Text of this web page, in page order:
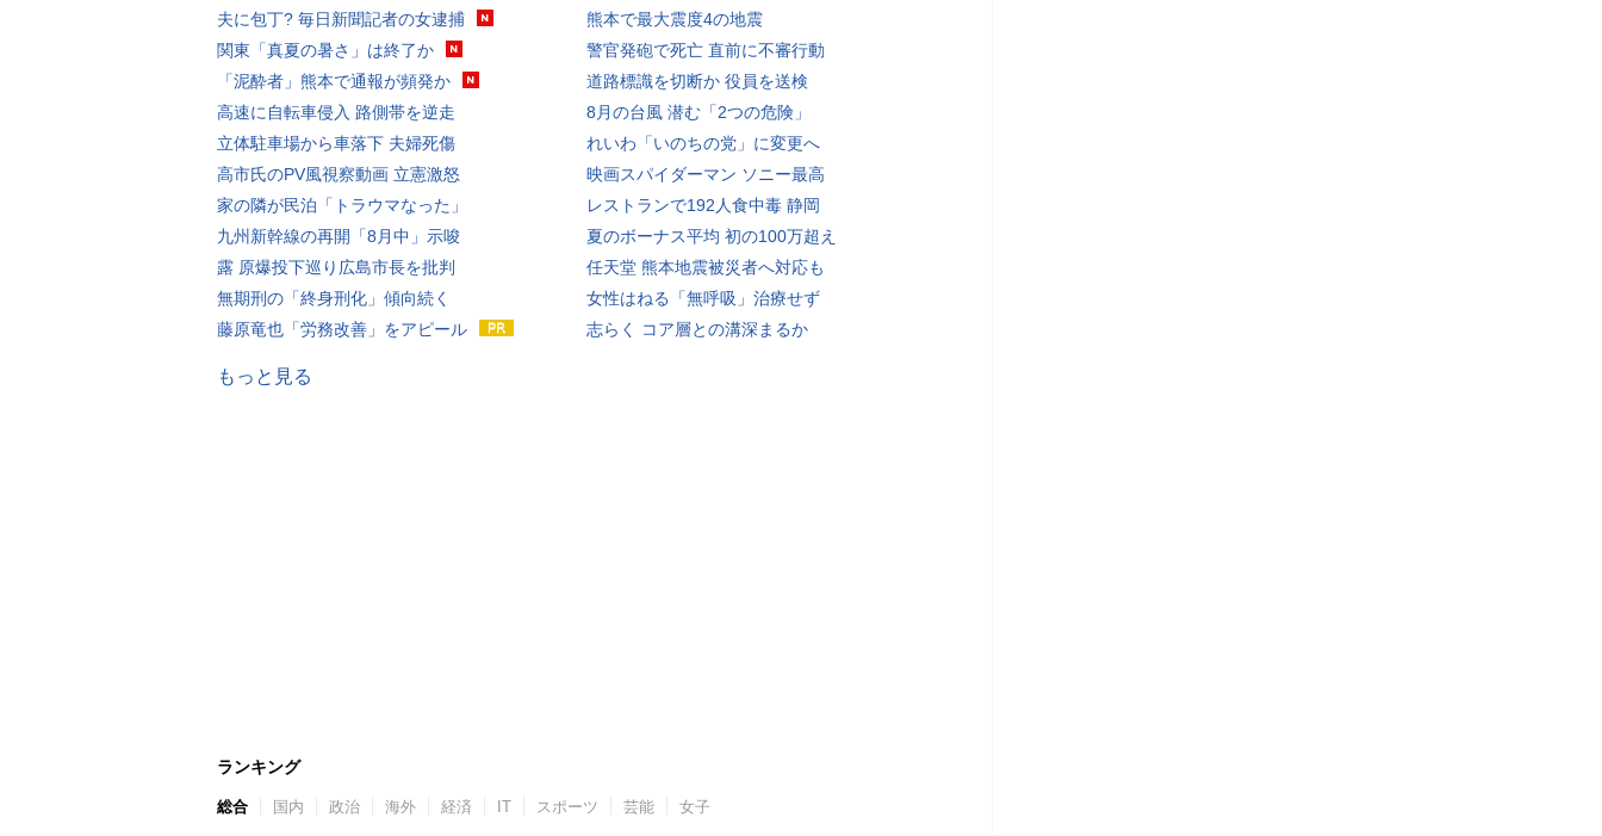
夫に包丁? 毎日新聞記者の女逮捕
関東「真夏の暑さ」は終了か
「泥酔者」熊本で通報が頻発か
高速に自転車侵入 路側帯を逆走
立体駐車場から車落下 夫婦死傷
高市氏のPV風視察動画 立憲激怒
家の隣が民泊「トラウマなった」
九州新幹線の再開「8月中」示唆
露 原爆投下巡り広島市長を批判
無期刑の「終身刑化」傾向続く
藤原竜也「労務改善」をアピール
熊本で最大震度4の地震
警官発砲で死亡 直前に不審行動
道路標識を切断か 役員を送検
8月の台風 潜む「2つの危険」
れいわ「いのちの党」に変更へ
映画スパイダーマン ソニー最高
レストランで192人食中毒 静岡
夏のボーナス平均 初の100万超え
任天堂 熊本地震被災者へ対応も
女性はねる「無呼吸」治療せず
志らく コア層との溝深まるか
もっと見る
ランキング
総合 国内 政治 海外 経済 IT スポーツ 芸能 女子